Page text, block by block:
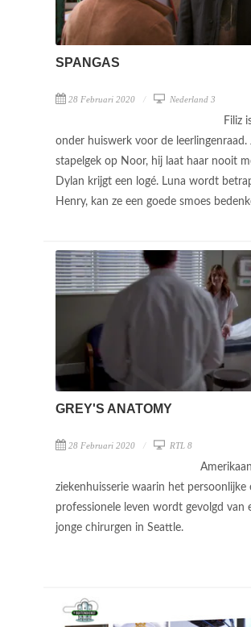
SPANGAS
28 Februari 2020 Nederland 3
Filiz
onder huiswerk voor de leerlingenraad.
stapelgek op Noor, hij laat haar nooit
Dylan krijgt een logé. Luna wordt
Henry, kan ze een goede smoes
GREY'S ANATOMY
28 Februari 2020 RTL 8
ziekenhuisserie waarin het persoonlijke
professionele leven wordt gevolgd van
jonge chirurgen in Seattle.